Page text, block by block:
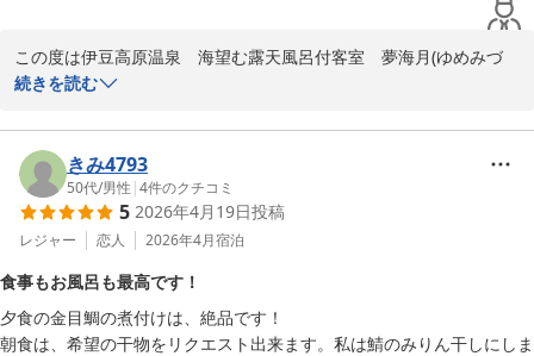
この度は伊豆高原温泉　海望む露天風呂付客室　夢海月(ゆめみづ
き)にご宿泊いただき、誠にありがとうございます。
せっかくの滞在にもかかわらず、網戸の設備がなく、蚊に刺されて
しまったとのこと、大変心苦しく存じます。快適にお過ごしいただ
きたいところ、ご不快な思いをさせてしまい、誠に申し訳ございま
せんでした。
り一層の注意が必要であると痛感しております。今回のご指摘を受
け、今後の対策についてすぐに対策を検討させていただきます。
続きを読む
きみ4793
50代/男性 |4件のクチコミ
5 2026年4月19日投稿
レジャー 恋人 2026年4月宿泊
食事もお風呂も最高です！
夕食の金目鯛の煮付けは、絶品です！
朝食は、希望の干物をリクエスト出来ます。私は鯖のみりん干しにしま